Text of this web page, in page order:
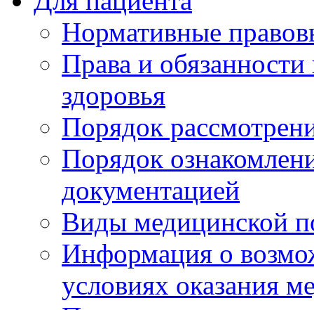
Нормативные
Права и
здоровья
Порядок
Порядок
документацией
Виды медицинской
Информация о
условиях оказания